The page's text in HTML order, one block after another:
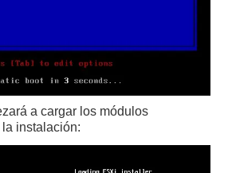
a cargar los módulos
instalación: